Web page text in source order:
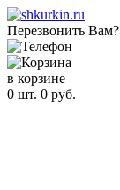
Перезвонить Вам?
в корзине
0 шт. 0 руб.